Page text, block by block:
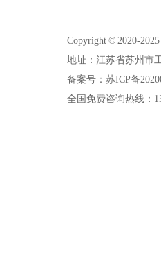
Copyright © 2020-
地址：江苏省苏州市
备案号：苏ICP备
全国免费咨询热线：